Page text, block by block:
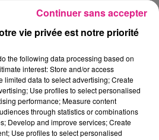
club mosellan jusqu’en
ans, Joseph Mangondo
dans la cour des
2022 en provenance de
l’attaquant a
contrat professionnel
Il est désormais lié au
vie privée est notre priorité
the following data processing based on
interest: Store and/or access
limited data to select advertising; Create
Use profiles to select personalised
performance; Measure content
through statistics or combinations
Develop and improve services; Create
Use profiles to select personalised
Continuer sans accepter